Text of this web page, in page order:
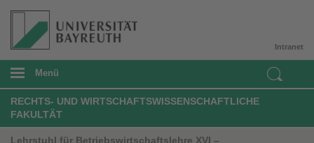
Intranet
Menü
RECHTS- UND WIRTSCHAFTSWISSENSCHAFTLICHE
FAKULTÄT
Lehrstuhl für Betriebswirtschaftslehre XVI –